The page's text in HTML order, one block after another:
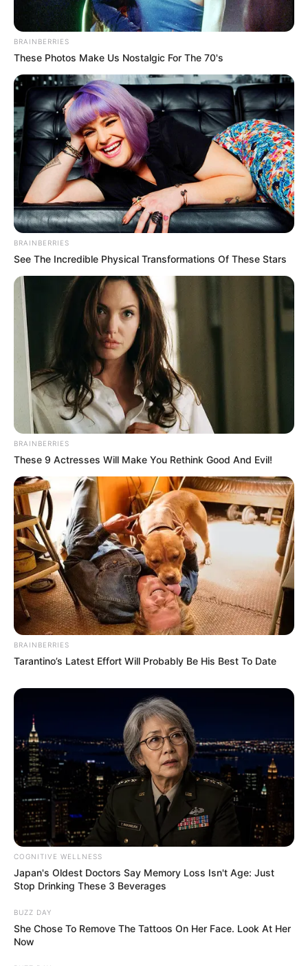
egybeesik Borsos Barna tragédiájával.
BRAINBERRIES
These Photos Make Us Nostalgic For The 70's
BRAINBERRIES
See The Incredible Physical Transformations Of These Stars
BRAINBERRIES
These 9 Actresses Will Make You Rethink Good And Evil!
BRAINBERRIES
Tarantino’s Latest Effort Will Probably Be His Best To Date
COGNITIVE WELLNESS
Japan's Oldest Doctors Say Memory Loss Isn't Age: Just
Stop Drinking These 3 Beverages
BUZZ DAY
She Chose To Remove The Tattoos On Her Face. Look At Her
Now